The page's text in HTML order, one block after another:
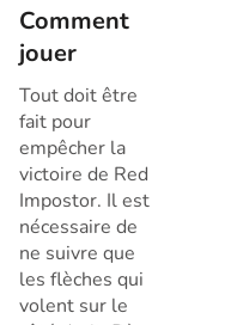
Comment
jouer
Tout doit être
fait pour
empêcher la
victoire de Red
Impostor. Il est
nécessaire de
ne suivre que
les flèches qui
volent sur le